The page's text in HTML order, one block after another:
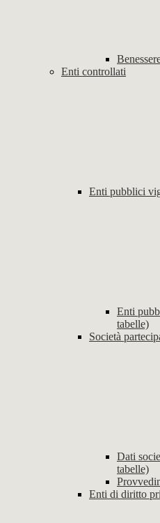
Enti controllati
Enti pubblici
Enti
tabelle)
Società
Dati
tabelle)
Enti di diritto